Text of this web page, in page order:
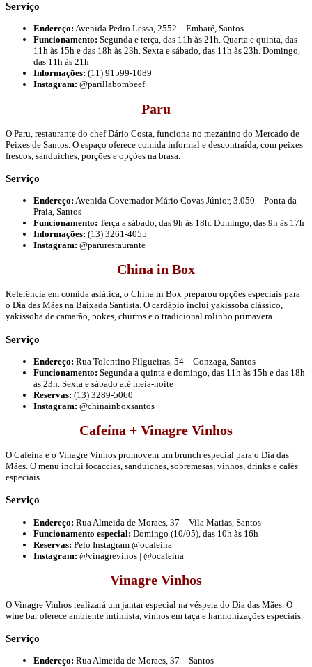
Serviço
Endereço: Avenida Pedro Lessa, 2552 – Embaré, Santos
Funcionamento: Segunda e terça, das 11h às 21h. Quarta e quinta, das
11h às 15h e das 18h às 23h. Sexta e sábado, das 11h às 23h. Domingo,
das 11h às 21h
Informações: (11) 91599-1089
Instagram: @parillabombeef
Paru
O Paru, restaurante do chef Dário Costa, funciona no mezanino do Mercado de
Peixes de Santos. O espaço oferece comida informal e descontraída, com peixes
frescos, sanduíches, porções e opções na brasa.
Serviço
Endereço: Avenida Governador Mário Covas Júnior, 3.050 – Ponta da
Praia, Santos
Funcionamento: Terça a sábado, das 9h às 18h. Domingo, das 9h às 17h
Informações: (13) 3261-4055
Instagram: @parurestaurante
China in Box
Referência em comida asiática, o China in Box preparou opções especiais para
o Dia das Mães na Baixada Santista. O cardápio inclui yakissoba clássico,
yakissoba de camarão, pokes, churros e o tradicional rolinho primavera.
Serviço
Endereço: Rua Tolentino Filgueiras, 54 – Gonzaga, Santos
Funcionamento: Segunda a quinta e domingo, das 11h às 15h e das 18h
às 23h. Sexta e sábado até meia-noite
Reservas: (13) 3289-5060
Instagram: @chinainboxsantos
Cafeína + Vinagre Vinhos
O Cafeína e o Vinagre Vinhos promovem um brunch especial para o Dia das
Mães. O menu inclui focaccias, sanduíches, sobremesas, vinhos, drinks e cafés
especiais.
Serviço
Endereço: Rua Almeida de Moraes, 37 – Vila Matias, Santos
Funcionamento especial: Domingo (10/05), das 10h às 16h
Reservas: Pelo Instagram @ocafeina
Instagram: @vinagrevinos | @ocafeina
Vinagre Vinhos
O Vinagre Vinhos realizará um jantar especial na véspera do Dia das Mães. O
wine bar oferece ambiente intimista, vinhos em taça e harmonizações especiais.
Serviço
Endereço: Rua Almeida de Moraes, 37 – Santos